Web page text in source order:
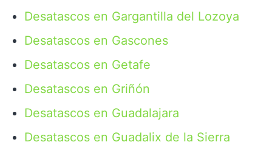
Desatascos en Gargantilla del Lozoya
Desatascos en Gascones
Desatascos en Getafe
Desatascos en Griñón
Desatascos en Guadalajara
Desatascos en Guadalix de la Sierra